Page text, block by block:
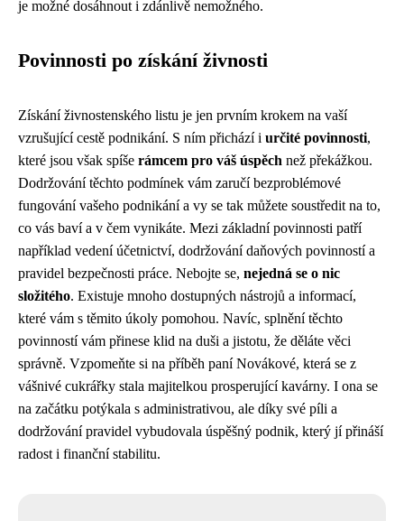
je možné dosáhnout i zdánlivě nemožného.
Povinnosti po získání živnosti
Získání živnostenského listu je jen prvním krokem na vaší
vzrušující cestě podnikání. S ním přichází i určité povinnosti,
které jsou však spíše rámcem pro váš úspěch než překážkou.
Dodržování těchto podmínek vám zaručí bezproblémové
fungování vašeho podnikání a vy se tak můžete soustředit na to,
co vás baví a v čem vynikáte. Mezi základní povinnosti patří
například vedení účetnictví, dodržování daňových povinností a
pravidel bezpečnosti práce. Nebojte se, nejedná se o nic
složitého. Existuje mnoho dostupných nástrojů a informací,
které vám s těmito úkoly pomohou. Navíc, splnění těchto
povinností vám přinese klid na duši a jistotu, že děláte věci
správně. Vzpomeňte si na příběh paní Novákové, která se z
vášnivé cukrářky stala majitelkou prosperující kavárny. I ona se
na začátku potýkala s administrativou, ale díky své píli a
dodržování pravidel vybudovala úspěšný podnik, který jí přináší
radost i finanční stabilitu.